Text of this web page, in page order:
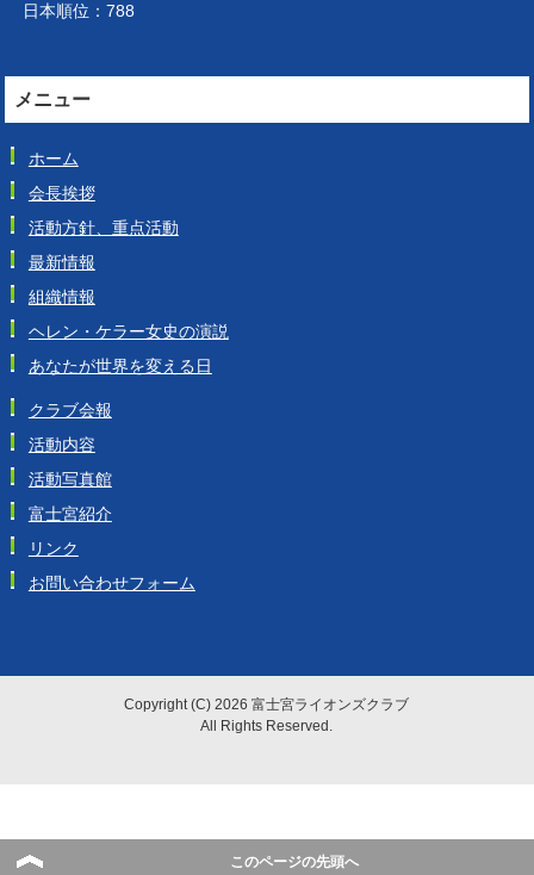
日本順位：788
メニュー
ホーム
会長挨拶
活動方針、重点活動
最新情報
組織情報
ヘレン・ケラー女史の演説
あなたが世界を変える日
クラブ会報
活動内容
活動写真館
富士宮紹介
リンク
お問い合わせフォーム
Copyright (C) 2026 富士宮ライオンズクラブ
All Rights Reserved.
このページの先頭へ